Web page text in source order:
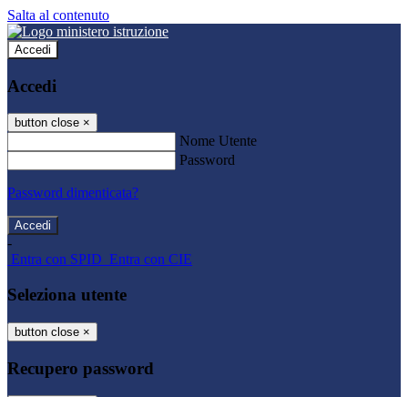
Salta al contenuto
Accedi
Accedi
button close ×
Nome Utente
Password
Password dimenticata?
-
Entra con SPID Entra con CIE
Seleziona utente
button close ×
Recupero password